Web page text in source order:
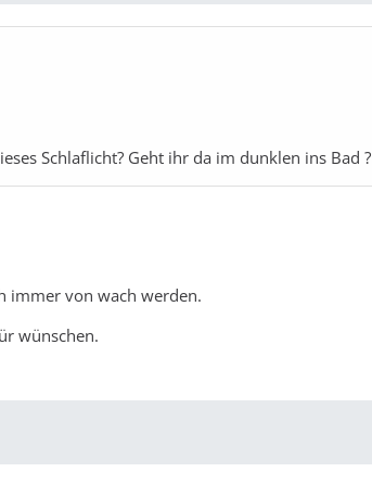
Schlaflicht? Geht ihr da im dunklen ins Bad ?
immer von wach werden.
wünschen.